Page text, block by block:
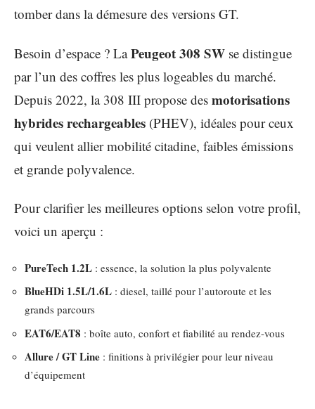
tomber dans la démesure des versions GT.
Besoin d’espace ? LaPeugeot 308 SW se distingue
par l’un des coffres les plus logeables du marché.
Depuis 2022, la 308 III propose des motorisations
hybrides rechargeables (PHEV), idéales pour ceux
qui veulent allier mobilité citadine, faibles émissions
et grande polyvalence.
Pour clarifier les meilleures options selon votre profil,
voici un aperçu :
PureTech 1.2L : essence, la solution la plus polyvalente
BlueHDi 1.5L/1.6L : diesel, taillé pour l’autoroute et les
grands parcours
EAT6/EAT8 : boîte auto, confort et fiabilité au rendez-vous
Allure / GT Line : finitions à privilégier pour leur niveau
d’équipement